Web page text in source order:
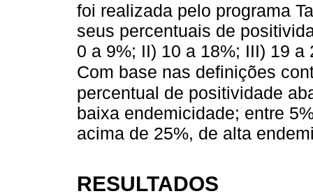
foi realizada pelo programa
seus percentuais de
0 a 9%; II) 10 a 18%; III) 19
Com base nas definições
percentual de positividade
baixa endemicidade; entre
acima de 25%, de alta
RESULTADOS